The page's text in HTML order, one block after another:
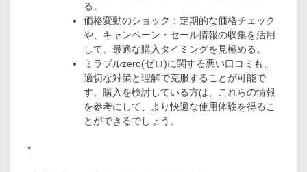
る。
価格変動のショック：定期的な価格チェック
や、キャンペーン・セール情報の収集を活用
して、最適な購入タイミングを見極める。
ミラブルzero(ゼロ)に関する悪い口コミも、
適切な対策と理解で克服することが可能で
す。購入を検討している方は、これらの情報
を参考にして、より快適な使用体験を得るこ
とができるでしょう。
*